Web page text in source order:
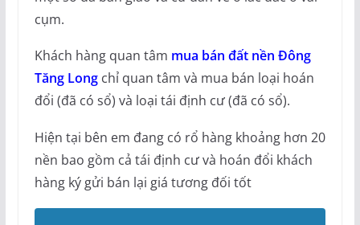
cụm.
Khách hàng quan tâm mua bán đất nền Đông
Tăng Longchỉ quan tâm và mua bán loại hoán
đổi (đã có sổ) và loại tái định cư (đã có sổ).
Hiện tại bên em đang có rổ hàng khoảng hơn 20
nền bao gồm cả tái định cư và hoán đổi khách
hàng ký gửi bán lại giá tương đối tốt